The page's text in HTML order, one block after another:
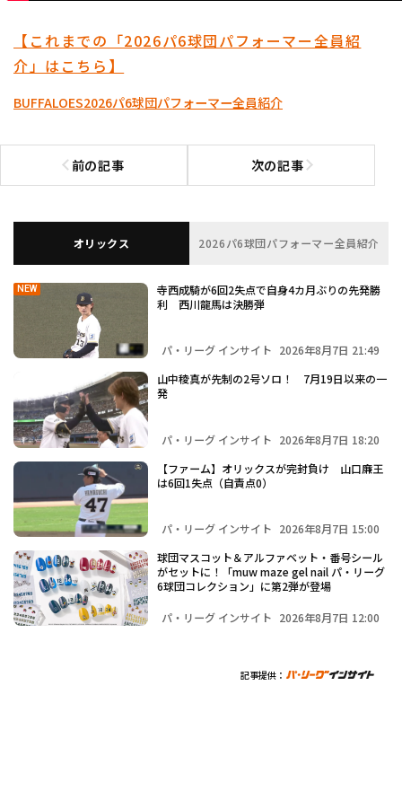
【これまでの「2026パ6球団パフォーマー全員紹
介」はこちら】
BUFFALOES2026パ6球団パフォーマー全員紹介
前の記事
前の記事へ 次の記事次の記事へ
オリックス 2026パ6球団パフォーマー全員紹介
NEW
寺西成騎が6回2失点で自身4カ月ぶりの先発勝
利 西川龍馬は決勝弾
パ・リーグ インサイト 2026年8月7日 21:49
山中稜真が先制の2号ソロ！ 7月19日以来の一
発
パ・リーグ インサイト 2026年8月7日 18:20
【ファーム】オリックスが完封負け 山口廉王
は6回1失点（自責点0）
パ・リーグ インサイト 2026年8月7日 15:00
球団マスコット＆アルファベット・番号シール
がセットに！「muw maze gel nail パ・リーグ
6球団コレクション」に第2弾が登場
パ・リーグ インサイト 2026年8月7日 12:00
記事提供：